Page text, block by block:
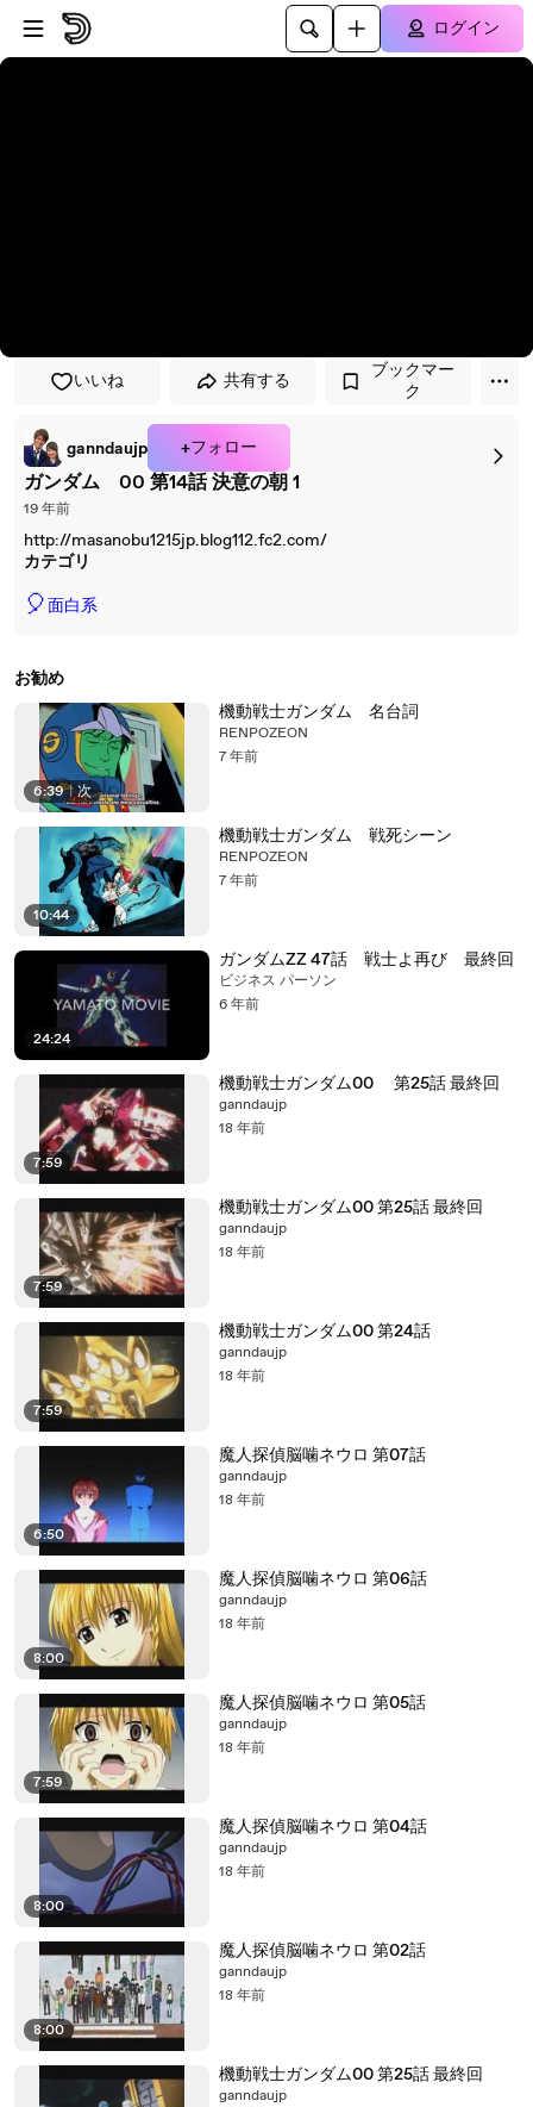
プレイヤーにスキップ
メインコンテンツにスキップ
ログイン
いいね 共有する
ブックマー
ク
ganndaujp +フォロー
ガンダム 00 第14話 決意の朝 1
19 年前
http://masanobu1215jp.blog112.fc2.com/
カテゴリ
🎈面白系
お勧め
6:39 | 次
機動戦士ガンダム 名台詞
RENPOZEON
7 年前
10:44
機動戦士ガンダム 戦死シーン
RENPOZEON
7 年前
24:24
ガンダムZZ 47話 戦士よ再び 最終回
ビジネス パーソン
6 年前
7:59
機動戦士ガンダム00 第25話 最終回
ganndaujp
18 年前
7:59
機動戦士ガンダム00 第25話 最終回
ganndaujp
18 年前
7:59
機動戦士ガンダム00 第24話
ganndaujp
18 年前
6:50
魔人探偵脳噛ネウロ 第07話
ganndaujp
18 年前
8:00
魔人探偵脳噛ネウロ 第06話
ganndaujp
18 年前
7:59
魔人探偵脳噛ネウロ 第05話
ganndaujp
18 年前
8:00
魔人探偵脳噛ネウロ 第04話
ganndaujp
18 年前
8:00
魔人探偵脳噛ネウロ 第02話
ganndaujp
18 年前
機動戦士ガンダム00 第25話 最終回
ganndaujp